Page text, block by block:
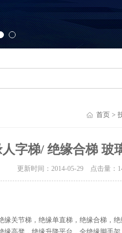
首页 >
字梯/ 绝缘合梯 玻
更新时间：2014-05-29 点击量：
缘关节梯，绝缘单直梯，绝缘合梯，